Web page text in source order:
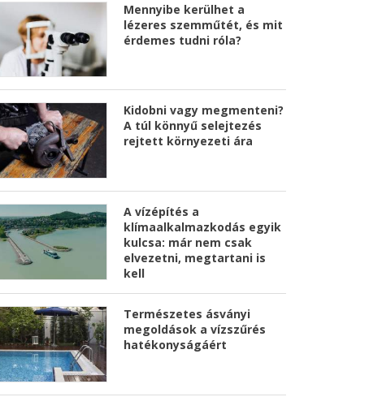
Mennyibe kerülhet a
lézeres szemműtét, és mit
érdemes tudni róla?
Kidobni vagy megmenteni?
A túl könnyű selejtezés
rejtett környezeti ára
A vízépítés a
klímaalkalmazkodás egyik
kulcsa: már nem csak
elvezetni, megtartani is
kell
Természetes ásványi
megoldások a vízszűrés
hatékonyságáért